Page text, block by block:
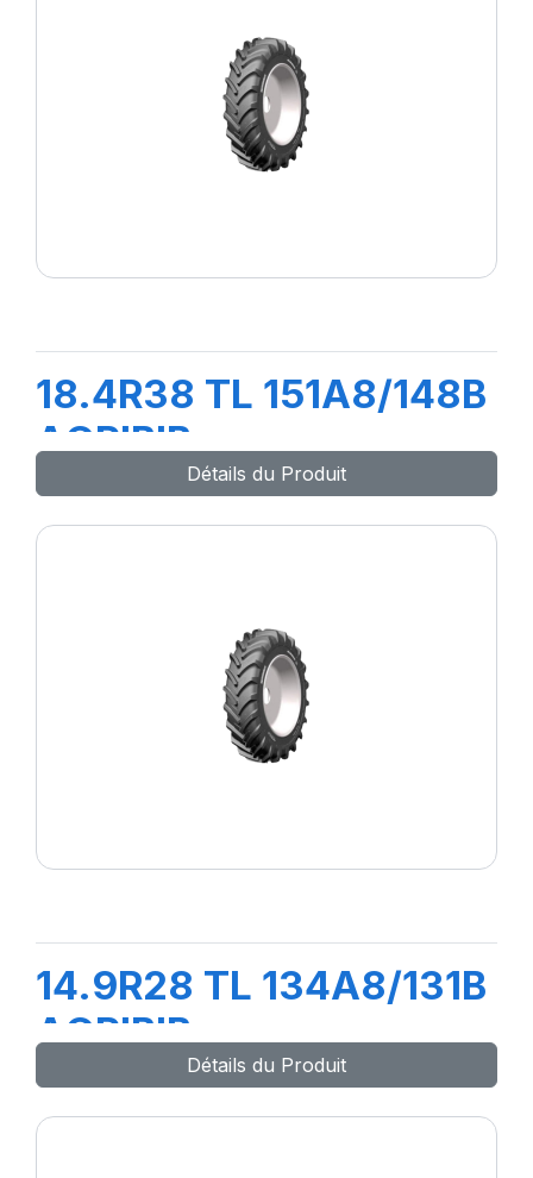
18.4R38 TL 151A8/148B
AGRIBIB
Détails du Produit
14.9R28 TL 134A8/131B
AGRIBIB
Détails du Produit